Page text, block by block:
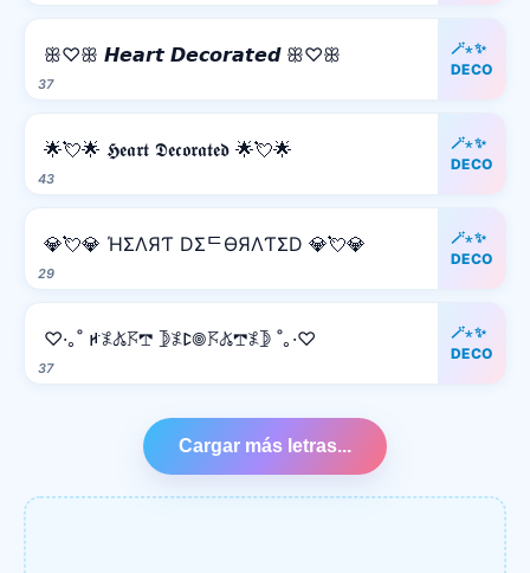
37
ꕥ♡ꕥ 𝙃𝙚𝙖𝙧𝙩 𝘿𝙚𝙘𝙤𝙧𝙖𝙩𝙚𝙙 ꕥ♡ꕥ
🪄⋆✨
DECO
43
🌟💘🌟 𝕳𝖊𝖆𝖗𝖙 𝕯𝖊𝖈𝖔𝖗𝖆𝖙𝖊𝖉 🌟💘🌟
🪄⋆✨
DECO
29
💎💘💎 ΉΣΛЯƬ DΣᄃӨЯΛƬΣD 💎💘💎
🪄⋆✨
DECO
37
♡·｡˚ ꛅ𖤟𖤬𖦪𖢧 𖤀𖤟ꛕ𖣠𖦪𖤬𖢧𖤟𖤀 ˚｡·♡
🪄⋆✨
DECO
Cargar más letras...